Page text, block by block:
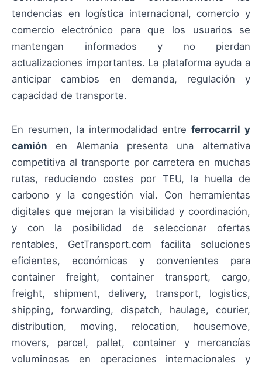
tendencias en logística internacional, comercio y
comercio electrónico para que los usuarios se
mantengan informados y no pierdan
actualizaciones importantes. La plataforma ayuda a
anticipar cambios en demanda, regulación y
capacidad de transporte.
En resumen, la intermodalidad entre ferrocarril y
camión en Alemania presenta una alternativa
competitiva al transporte por carretera en muchas
rutas, reduciendo costes por TEU, la huella de
carbono y la congestión vial. Con herramientas
digitales que mejoran la visibilidad y coordinación,
y con la posibilidad de seleccionar ofertas
rentables, GetTransport.com facilita soluciones
eficientes, económicas y convenientes para
container freight, container transport, cargo,
freight, shipment, delivery, transport, logistics,
shipping, forwarding, dispatch, haulage, courier,
distribution, moving, relocation, housemove,
movers, parcel, pallet, container y mercancías
voluminosas en operaciones internacionales y